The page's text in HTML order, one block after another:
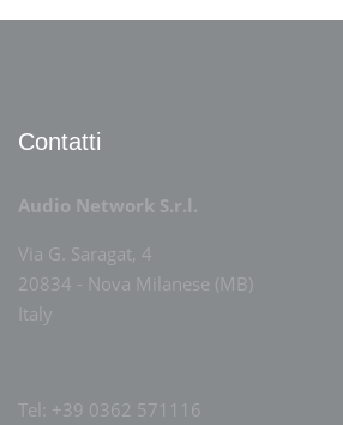
Contatti
Audio Network S.r.l.
Via G. Saragat, 4
20834 - Nova Milanese (MB)
Italy
Tel: +39 0362 571116